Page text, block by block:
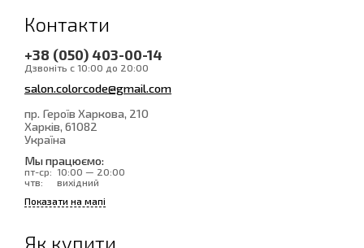
Контакти
+38 (050) 403-00-14
Дзвоніть с 10:00 до 20:00
salon.colorcode@gmail.com
пр. Героїв Харкова, 210
Харків, 61082
Україна
Мы працюємо:
пт-ср: 10:00 — 20:00
чтв:
вихідний
Показати на мапі
Як купити